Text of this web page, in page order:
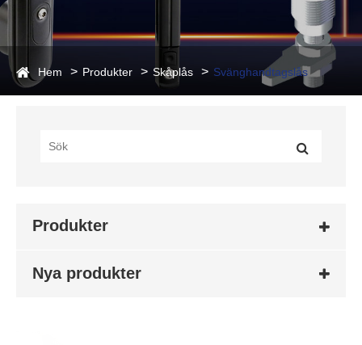
Hem Produkter Skåplås Svänghandtagslås
Produkter
Nya produkter